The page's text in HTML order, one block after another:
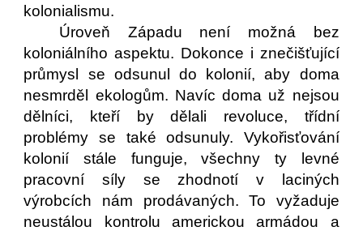
kolonialismu.
Úroveň Západu není možná bez
koloniálního aspektu. Dokonce i znečišťující
průmysl se odsunul do kolonií, aby doma
nesmrděl ekologům. Navíc doma už nejsou
dělníci, kteří by dělali revoluce, třídní
problémy se také odsunuly. Vykořisťování
kolonií stále funguje, všechny ty levné
pracovní síly se zhodnotí v laciných
výrobcích nám prodávaných. To vyžaduje
neustálou kontrolu americkou armádou a